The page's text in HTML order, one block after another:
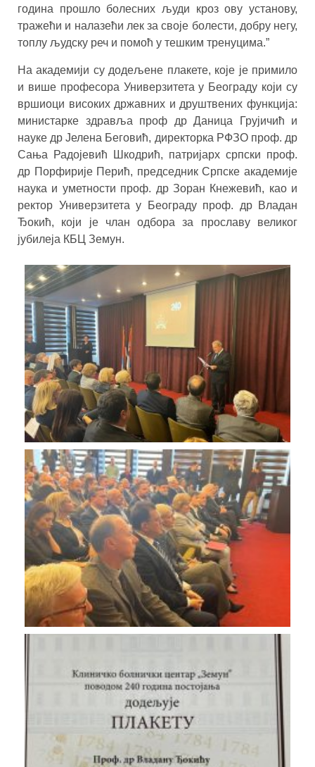
година прошло болесних људи кроз ову установу,
тражећи и налазећи лек за своје болести, добру негу,
топлу људску реч и помоћ у тешким тренуцима.”
На академији су додељене плакете, које је примило
и више професора Универзитета у Београду који су
вршиоци високих државних и друштвених функција:
министарке здравља проф др Даница Грујичић и
науке др Јелена Беговић, директорка РФЗО проф. др
Сања Радојевић Шкодрић, патријарх српски проф.
др Порфирије Перић, председник Српске академије
наука и уметности проф. др Зоран Кнежевић, као и
ректор Универзитета у Београду проф. др Владан
Ђокић, који је члан одбора за прославу великог
јубилеја КБЦ Земун.